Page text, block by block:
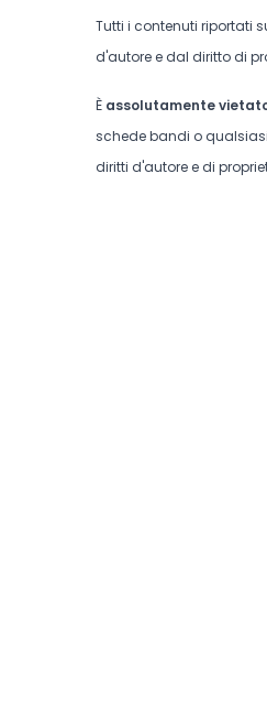
Tutti i contenuti riportati
d'autore e dal diritto di
È assolutamente
schede bandi o
diritti d'autore e di